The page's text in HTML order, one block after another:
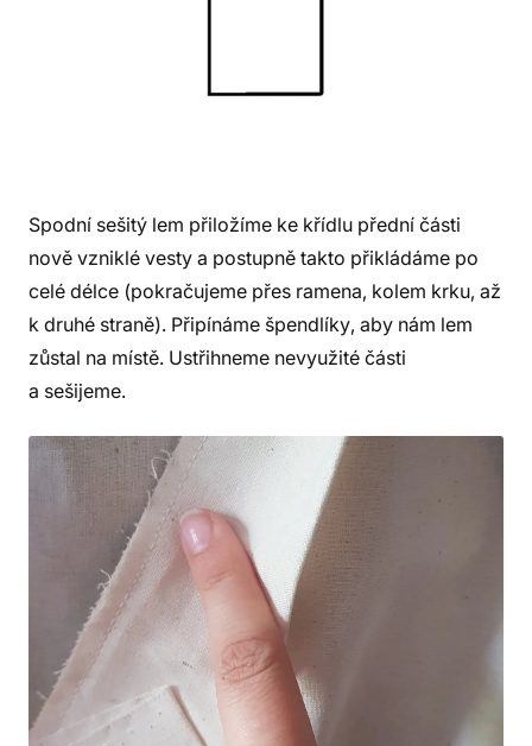
Spodní sešitý lem přiložíme ke křídlu přední části
nově vzniklé vesty a postupně takto přikládáme po
celé délce (pokračujeme přes ramena, kolem krku, až
k druhé straně). Připínáme špendlíky, aby nám lem
zůstal na místě. Ustřihneme nevyužité části
a sešijeme.